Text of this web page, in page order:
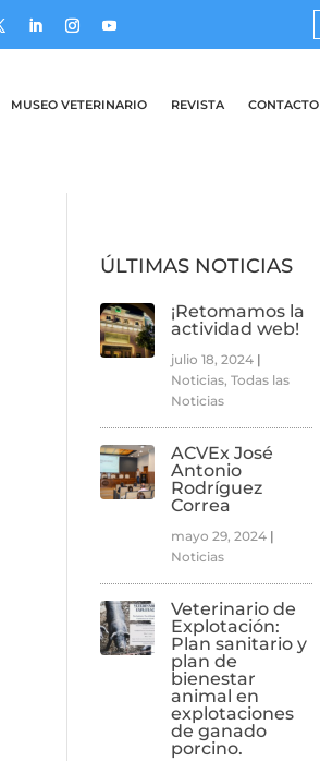
MUSEO VETERINARIO REVISTA CONTACTO
ÚLTIMAS NOTICIAS
¡Retomamos la
actividad web!
julio 18, 2024 |
Noticias,Todas las
Noticias
ACVEx José
Antonio
Rodríguez
Correa
mayo 29, 2024 |
Noticias
Veterinario de
Explotación:
Plan sanitario y
plan de
bienestar
animal en
explotaciones
de ganado
porcino.